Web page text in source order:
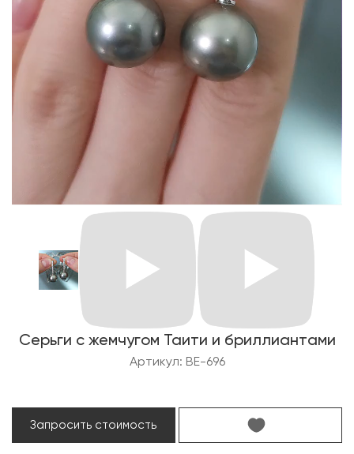
Серьги с жемчугом Таити и бриллиантами
Артикул: BE-696
Запросить стоимость